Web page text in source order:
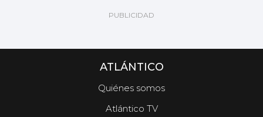
ATLÁNTICO
Quiénes somos
Atlántico TV